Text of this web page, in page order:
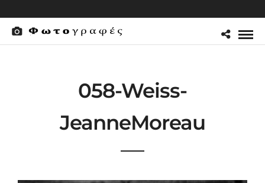
058-Weiss-
JeanneMoreau